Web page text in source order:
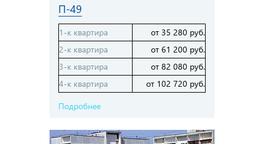
П-49
1-к квартира
от 35 280 руб.
2-к квартира
от 61 200 руб.
3-к квартира
от 82 080 руб.
4-к квартира
от 102 720 руб.
Подробнее